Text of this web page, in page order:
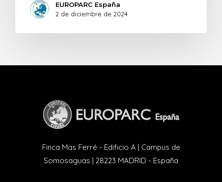
EUROPARC España
2 de diciembre de 2024
Finca Mas Ferré - Edificio A | Campus de
Somosaguas | 28223 MADRID - España